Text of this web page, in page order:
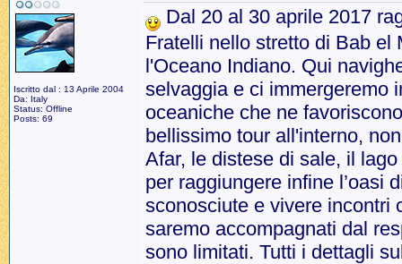
Iscritto dal : 13 Aprile 2004
Da: Italy
Status: Offline
Posts: 69
Dal 20 al 30 aprile 2017
Fratelli nello stretto di Bab el
l'Oceano Indiano. Qui
selvaggia e ci immergeremo
oceaniche che ne
bellissimo tour all'interno,
Afar, le distese di sale, il
per raggiungere infine l’oasi
sconosciute e vivere incontri
saremo accompagnati dal
sono limitati. Tutti i dettagli